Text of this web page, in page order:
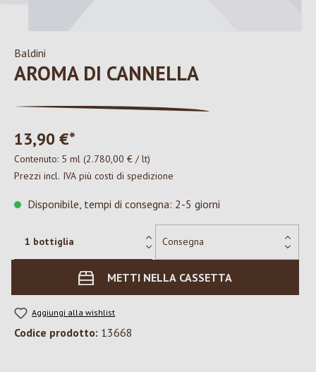
Baldini
AROMA DI CANNELLA
13,90 €*
Contenuto: 5 ml (2.780,00 € / lt)
Prezzi incl. IVA più costi di spedizione
Disponibile, tempi di consegna: 2-5 giorni
METTI NELLA CASSETTA
Aggiungi alla wishlist
Codice prodotto: 13668